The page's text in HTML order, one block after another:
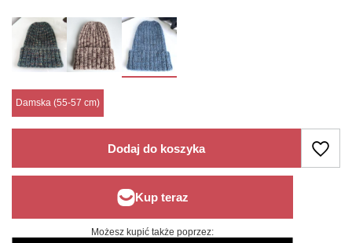
Damska (55-57 cm)
Dodaj do koszyka
Możesz kupić także poprzez: